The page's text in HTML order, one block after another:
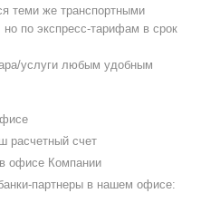
теми же транспортными
по экспресс-тарифам в срок
услуги любым удобным
расчетный счет
офисе Компании
партнеры в нашем офисе: